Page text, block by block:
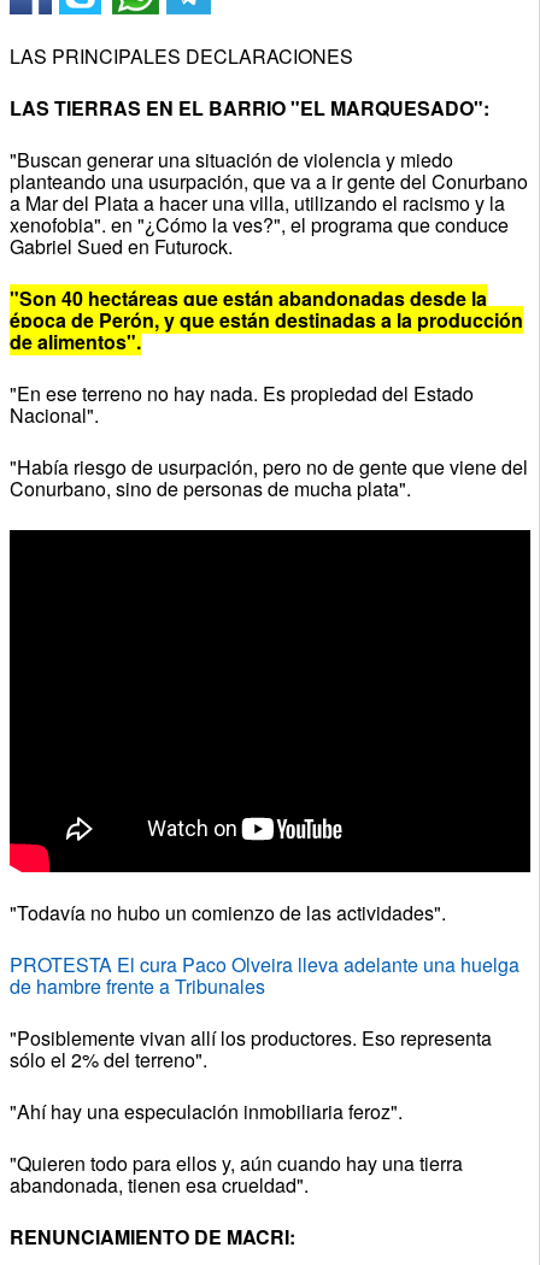
LAS PRINCIPALES DECLARACIONES
LAS TIERRAS EN EL BARRIO "EL MARQUESADO":
"Buscan generar una situación de violencia y miedo
planteando una usurpación, que va a ir gente del Conurbano
a Mar del Plata a hacer una villa, utilizando el racismo y la
xenofobia". en "¿Cómo la ves?", el programa que conduce
Gabriel Sued en Futurock.
"Son 40 hectáreas que están abandonadas desde la
época de Perón, y que están destinadas a la producción
de alimentos".
"En ese terreno no hay nada. Es propiedad del Estado
Nacional".
"Había riesgo de usurpación, pero no de gente que viene del
Conurbano, sino de personas de mucha plata".
"Todavía no hubo un comienzo de las actividades".
PROTESTA El cura Paco Olveira lleva adelante una huelga
de hambre frente a Tribunales
"Posiblemente vivan allí los productores. Eso representa
sólo el 2% del terreno".
"Ahí hay una especulación inmobiliaria feroz".
"Quieren todo para ellos y, aún cuando hay una tierra
abandonada, tienen esa crueldad".
RENUNCIAMIENTO DE MACRI: